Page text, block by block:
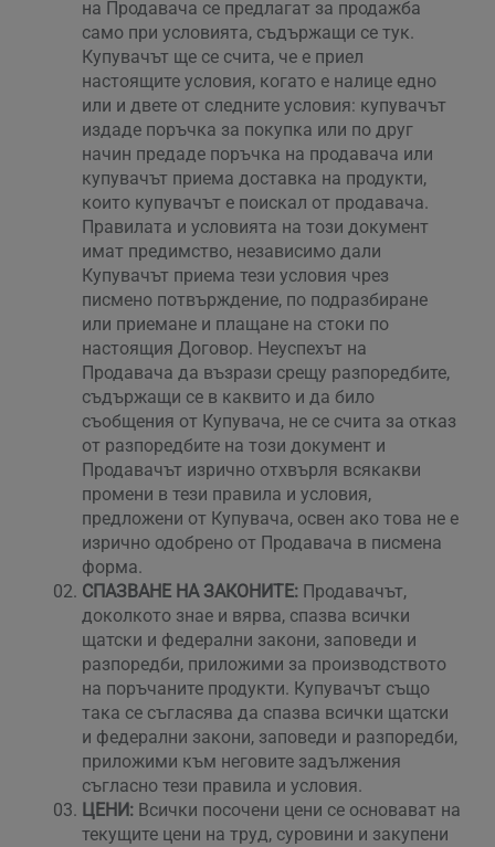
на Продавача се предлагат за продажба
само при условията, съдържащи се тук.
Купувачът ще се счита, че е приел
настоящите условия, когато е налице едно
или и двете от следните условия: купувачът
издаде поръчка за покупка или по друг
начин предаде поръчка на продавача или
купувачът приема доставка на продукти,
които купувачът е поискал от продавача.
Правилата и условията на този документ
имат предимство, независимо дали
Купувачът приема тези условия чрез
писмено потвърждение, по подразбиране
или приемане и плащане на стоки по
настоящия Договор. Неуспехът на
Продавача да възрази срещу разпоредбите,
съдържащи се в каквито и да било
съобщения от Купувача, не се счита за отказ
от разпоредбите на този документ и
Продавачът изрично отхвърля всякакви
промени в тези правила и условия,
предложени от Купувача, освен ако това не е
изрично одобрено от Продавача в писмена
форма.
СПАЗВАНЕ НА ЗАКОНИТЕ:Продавачът,
доколкото знае и вярва, спазва всички
щатски и федерални закони, заповеди и
разпоредби, приложими за производството
на поръчаните продукти. Купувачът също
така се съгласява да спазва всички щатски
и федерални закони, заповеди и разпоредби,
приложими към неговите задължения
съгласно тези правила и условия.
ЦЕНИ:Всички посочени цени се основават на
текущите цени на труд, суровини и закупени